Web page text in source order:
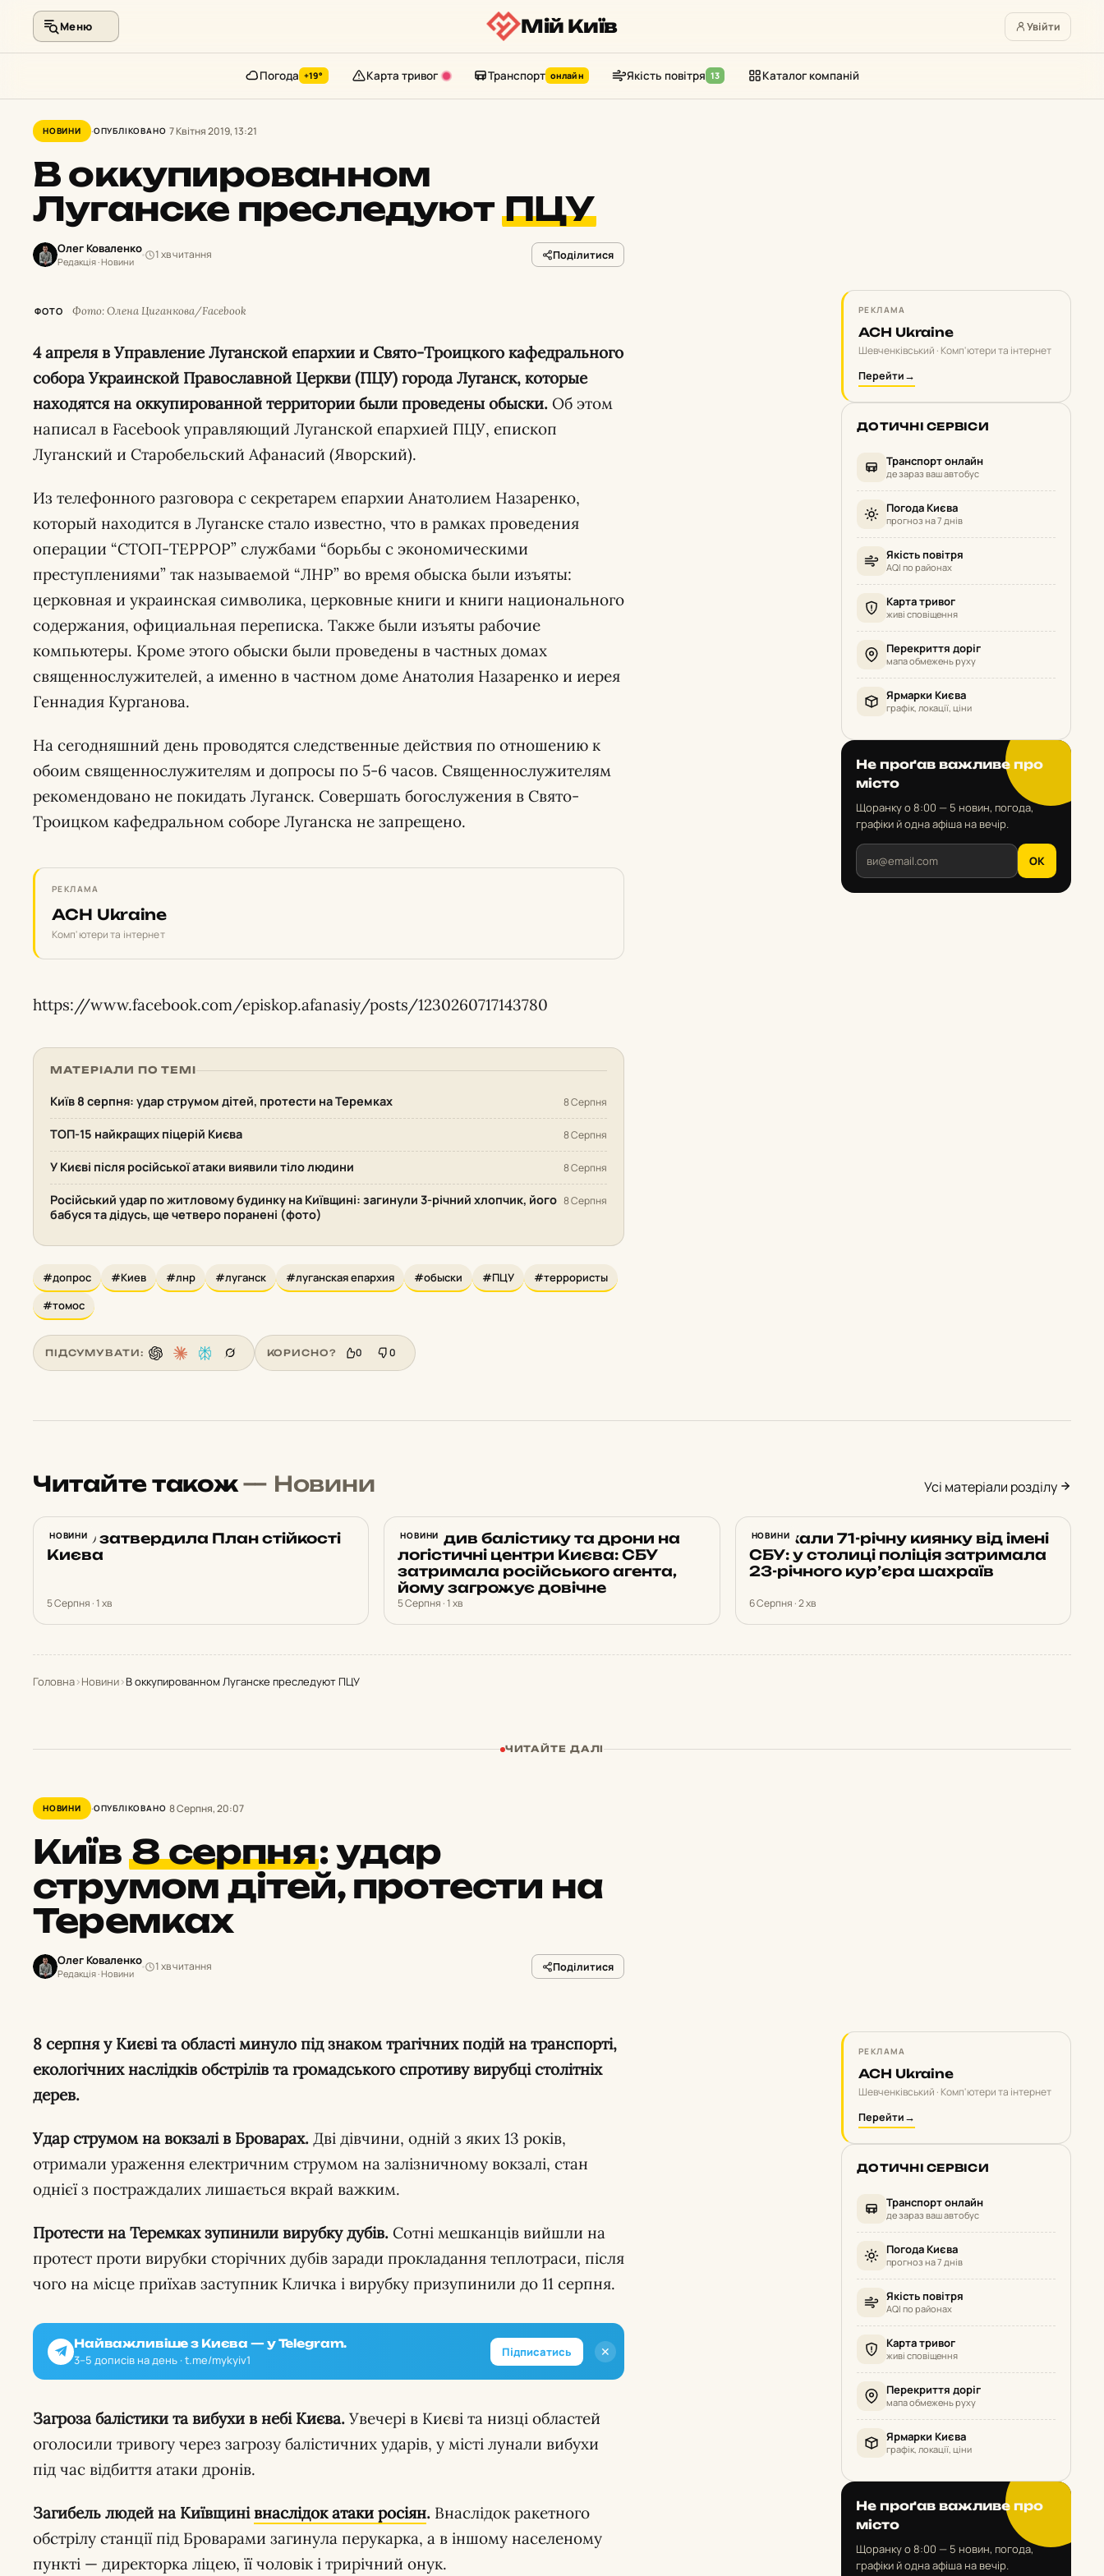
контенту
Меню Мій Київ Увійти
Погода +19° Карта тривог Транспорт онлайн Якість повітря 13 Каталог компаній
НОВИНИ ОПУБЛІКОВАНО 7 Квітня 2019, 13:21
В оккупированном
Луганске преследуют ПЦУ
Олег Коваленко
Редакція · Новини
1 хв читання Поділитися
ФОТО Фото: Олена Циганкова/Facebook
4 апреля в Управление Луганской епархии и Свято-Троицкого кафедрального
собора Украинской Православной Церкви (ПЦУ) города Луганск, которые
находятся на оккупированной территории были проведены обыски. Об этом
написал в Facebook управляющий Луганской епархией ПЦУ, епископ
Луганский и Старобельский Афанасий (Яворский).
Из телефонного разговора с секретарем епархии Анатолием Назаренко,
который находится в Луганске стало известно, что в рамках проведения
операции “СТОП-ТЕРРОР” службами “борьбы с экономическими
преступлениями” так называемой “ЛНР” во время обыска были изъяты:
церковная и украинская символика, церковные книги и книги национального
содержания, официальная переписка. Также были изъяты рабочие
компьютеры. Кроме этого обыски были проведены в частных домах
священнослужителей, а именно в частном доме Анатолия Назаренко и иерея
Геннадия Курганова.
На сегодняшний день проводятся следственные действия по отношению к
обоим священнослужителям и допросы по 5-6 часов. Священнослужителям
рекомендовано не покидать Луганск. Совершать богослужения в Свято-
Троицком кафедральном соборе Луганска не запрещено.
РЕКЛАМА
ACH Ukraine
Комп'ютери та інтернет
https://www.facebook.com/episkop.afanasiy/posts/1230260717143780
МАТЕРІАЛИ ПО ТЕМІ
Київ 8 серпня: удар струмом дітей, протести на Теремках 8 Серпня
ТОП-15 найкращих піцерій Києва 8 Серпня
У Києві після російської атаки виявили тіло людини 8 Серпня
Російський удар по житловому будинку на Київщині: загинули 3-річний хлопчик, його
бабуся та дідусь, ще четверо поранені (фото)
8 Серпня
#допрос #Киев #лнр #луганск #луганская епархия #обыски #ПЦУ
#террористы
#томос
ПІДСУМУВАТИ: КОРИСНО? 0 0
РЕКЛАМА
ACH Ukraine
Шевченківський · Комп'ютери та інтернет
Перейти→
ДОТИЧНІ СЕРВІСИ
Транспорт онлайн
де зараз ваш автобус
Погода Києва
прогноз на 7 днів
Якість повітря
AQI по районах
Карта тривог
живі сповіщення
Перекриття доріг
мапа обмежень руху
Ярмарки Києва
графік, локації, ціни
Не проґав важливе про
місто
Щоранку о 8:00 — 5 новин, погода,
графіки й одна афіша на вечір.
OK
Читайте також— Новини Усі матеріали розділу
НОВИНИ
РНБО затвердила План стійкості
Києва
5 Серпня · 1 хв
НОВИНИ
Наводив балістику та дрони на
логістичні центри Києва: СБУ
затримала російського агента,
йому загрожує довічне
5 Серпня · 1 хв
НОВИНИ
Ошукали 71-річну киянку від імені
СБУ: у столиці поліція затримала
23-річного кур’єра шахраїв
6 Серпня · 2 хв
Головна›Новини›В оккупированном Луганске преследуют ПЦУ
ЧИТАЙТЕ ДАЛІ
НОВИНИ ОПУБЛІКОВАНО 8 Серпня, 20:07
Київ 8 серпня: удар
струмом дітей, протести на
Теремках
Олег Коваленко
Редакція · Новини
1 хв читання Поділитися
8 серпня у Києві та області минуло під знаком трагічних подій на транспорті,
екологічних наслідків обстрілів та громадського спротиву вирубці столітніх
дерев.
Удар струмом на вокзалі в Броварах. Дві дівчини, одній з яких 13 років,
отримали ураження електричним струмом на залізничному вокзалі, стан
однієї з постраждалих лишається вкрай важким.
Протести на Теремках зупинили вирубку дубів. Сотні мешканців вийшли на
протест проти вирубки сторічних дубів заради прокладання теплотраси, після
чого на місце приїхав заступник Кличка і вирубку призупинили до 11 серпня.
✕
Найважливіше з Києва — у Telegram.
3–5 дописів на день · t.me/mykyiv1
Підписатись
Загроза балістики та вибухи в небі Києва. Увечері в Києві та низці областей
оголосили тривогу через загрозу балістичних ударів, у місті лунали вибухи
під час відбиття атаки дронів.
Загибель людей на Київщинівнаслідок атаки росіян. Внаслідок ракетного
обстрілу станції під Броварами загинула перукарка, а в іншому населеному
пункті — директорка ліцею, її чоловік і трирічний онук.
РЕКЛАМА
ACH Ukraine
Шевченківський · Комп'ютери та інтернет
Перейти→
ДОТИЧНІ СЕРВІСИ
Транспорт онлайн
де зараз ваш автобус
Погода Києва
прогноз на 7 днів
Якість повітря
AQI по районах
Карта тривог
живі сповіщення
Перекриття доріг
мапа обмежень руху
Ярмарки Києва
графік, локації, ціни
Не проґав важливе про
місто
Щоранку о 8:00 — 5 новин, погода,
графіки й одна афіша на вечір.